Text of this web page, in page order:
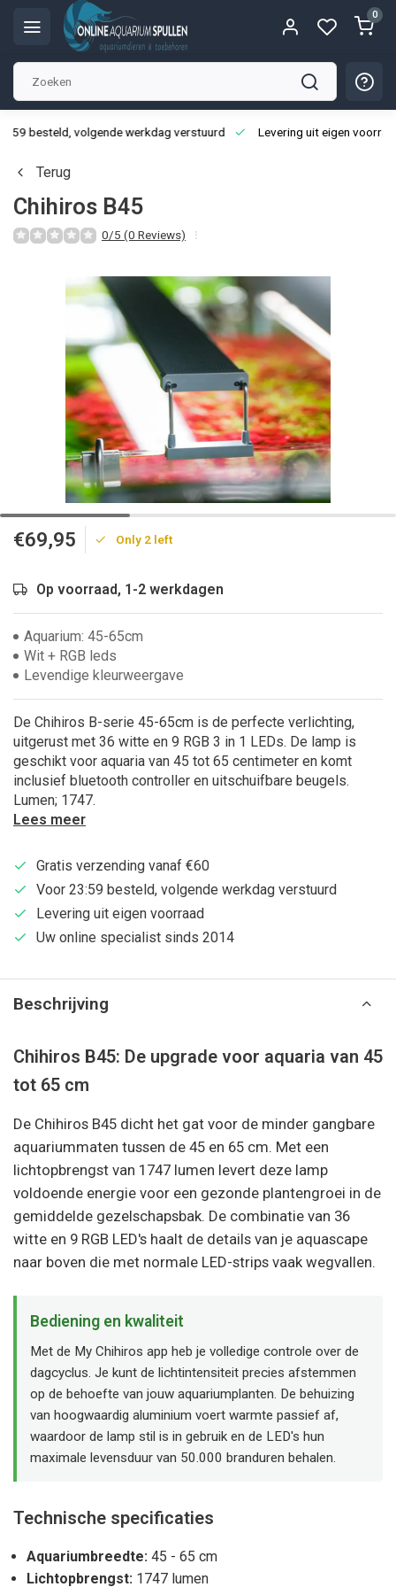
0
besteld, volgende werkdag verstuurd Levering uit eigen
Terug
Chihiros B45
0/5 (0 Reviews)
€69,95 Only 2 left
Op voorraad, 1-2 werkdagen
Aquarium: 45-65cm
Wit + RGB leds
Levendige kleurweergave
De Chihiros B-serie 45-65cm is de perfecte verlichting,
uitgerust met 36 witte en 9 RGB 3 in 1 LEDs. De lamp is
geschikt voor aquaria van 45 tot 65 centimeter en komt
inclusief bluetooth controller en uitschuifbare beugels.
Lumen; 1747.
Lees meer
Gratis verzending vanaf €60
Voor 23:59 besteld, volgende werkdag verstuurd
Levering uit eigen voorraad
Uw online specialist sinds 2014
Beschrijving
Chihiros B45: De upgrade voor aquaria van 45
tot 65 cm
De Chihiros B45 dicht het gat voor de minder gangbare
aquariummaten tussen de 45 en 65 cm. Met een
lichtopbrengst van 1747 lumen levert deze lamp
voldoende energie voor een gezonde plantengroei in de
gemiddelde gezelschapsbak. De combinatie van 36
witte en 9 RGB LED's haalt de details van je aquascape
naar boven die met normale LED-strips vaak wegvallen.
Bediening en kwaliteit
Met de My Chihiros app heb je volledige controle over de
dagcyclus. Je kunt de lichtintensiteit precies afstemmen
op de behoefte van jouw aquariumplanten. De behuizing
van hoogwaardig aluminium voert warmte passief af,
waardoor de lamp stil is in gebruik en de LED's hun
maximale levensduur van 50.000 branduren behalen.
Technische specificaties
Aquariumbreedte: 45 - 65 cm
Lichtopbrengst: 1747 lumen